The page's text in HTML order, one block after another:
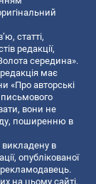
статті,
редакції,
середина».
має
«Про авторські
письмового
вони не
поширенню в
викладену в
опублікованої
рекламодавець.
на цьому сайті,